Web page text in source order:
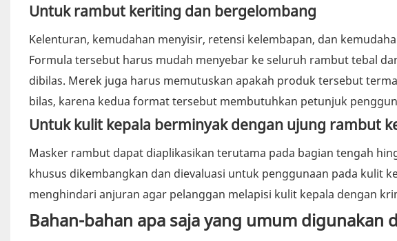
Untuk rambut keriting dan bergelombang
Kelenturan, kemudahan menyisir, retensi kelembapan, dan
Formula tersebut harus mudah menyebar ke seluruh rambut tebal
dibilas. Merek juga harus memutuskan apakah produk tersebut
bilas, karena kedua format tersebut membutuhkan petunjuk
Untuk kulit kepala berminyak dengan ujung rambut
Masker rambut dapat diaplikasikan terutama pada bagian tengah
khusus dikembangkan dan dievaluasi untuk penggunaan pada kulit
menghindari anjuran agar pelanggan melapisi kulit kepala dengan
Bahan-bahan apa saja yang umum digunakan